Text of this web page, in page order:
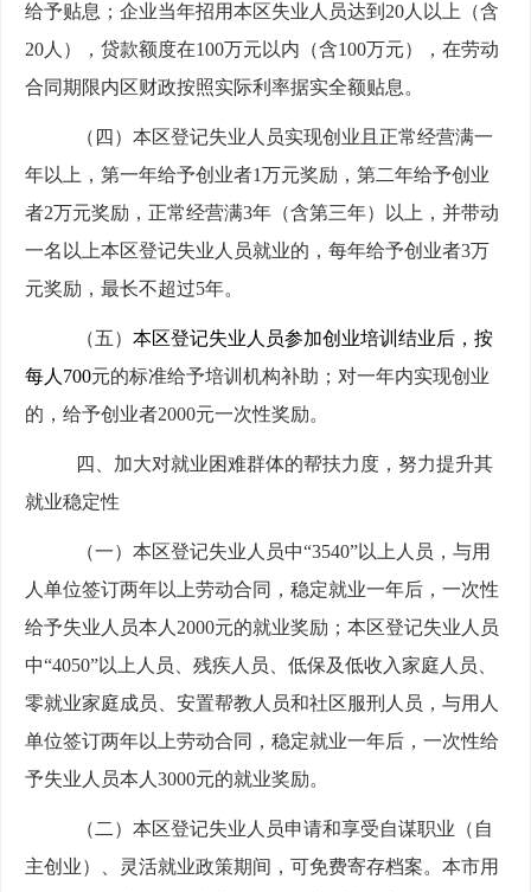
给予贴息；企业当年招用本区失业人员达到20人以上（含
20人），贷款额度在100万元以内（含100万元），在劳动
合同期限内区财政按照实际利率据实全额贴息。
（四） 本区登记失业人员实现创业且正常经营满一
年以上，第一年给予创业者1万元奖励，第二年给予创业
者2万元奖励，正常经营满3年（含第三年）以上，并带动
一名以上本区登记失业人员就业的，每年给予创业者3万
元奖励，最长不超过5年。
（五） 本区登记失业人员参加创业培训结业后，按
每人700元的标准给予培训机构补助；对一年内实现创业
的，给予创业者2000元一次性奖励。
四、 加大对就业困难群体的帮扶力度，努力提升其
就业稳定性
（一）本区登记失业人员中“3540”以上人员，与用
人单位签订两年以上劳动合同，稳定就业一年后，一次性
给予失业人员本人2000元的就业奖励；本区登记失业人员
中“4050”以上人员、残疾人员、低保及低收入家庭人员、
零就业家庭成员、安置帮教人员和社区服刑人员，与用人
单位签订两年以上劳动合同，稳定就业一年后，一次性给
予失业人员本人3000元的就业奖励。
（二）本区登记失业人员申请和享受自谋职业（自
主创业）、灵活就业政策期间，可免费寄存档案。本市用